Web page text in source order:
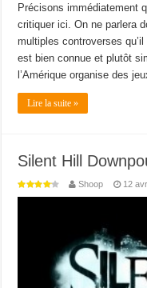
Précisons immédiatement
critiquer ici. On ne parlera
multiples controverses
est bien connue et plutôt
l’Amérique organise des
Lire la suite »
Silent Hill
Shoop 12